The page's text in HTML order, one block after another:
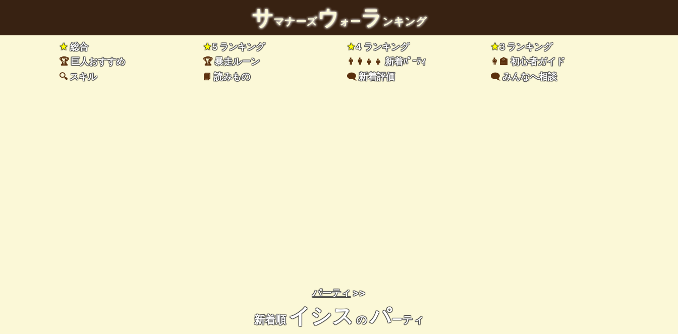
サマナーズウォーランキング
★総合 ★5 ランキング ★4 ランキング ★3 ランキング
🏆 巨人おすすめ 🏆暴走ルーン 👨‍👩‍👧‍👧新着ﾊﾟｰﾃｨ 👩‍🏫初心者ガイド
🔍スキル 📘読みもの 🗨️新着評価 🗨️みんなへ相談
パーティ >>
新着順イシス のパーティ